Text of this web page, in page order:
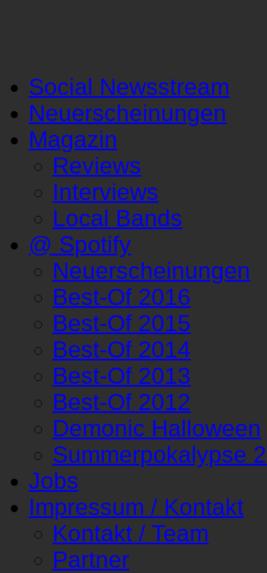
Social Newsstream
Neuerscheinungen
Magazin
Reviews
Interviews
Local Bands
@ Spotify
Neuerscheinungen
Best-Of 2016
Best-Of 2015
Best-Of 2014
Best-Of 2013
Best-Of 2012
Demonic Halloween
Summerpokalypse
Jobs
Impressum / Kontakt
Kontakt / Team
Partner